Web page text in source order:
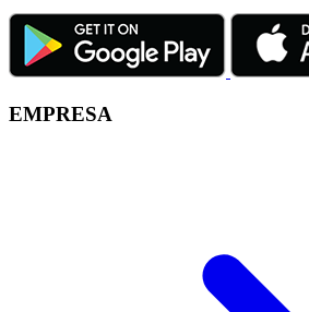
EMPRESA